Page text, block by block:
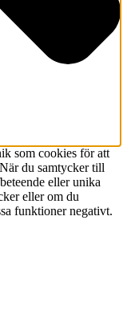
som cookies för att
du samtycker till
eller unika
eller om du
funktioner negativt.